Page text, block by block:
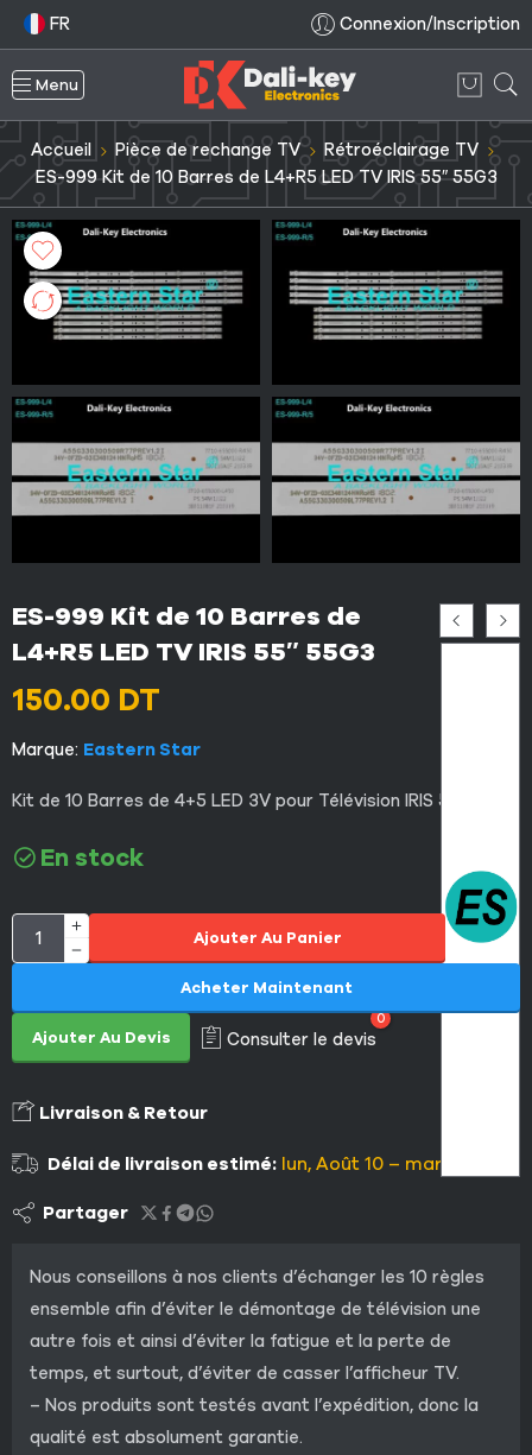
FR Connexion/Inscription
Menu
Accueil Pièce de rechange TV
Rétroéclairage TV
ES-999 Kit de 10 Barres de L4+R5 LED TV IRIS 55″ 55G3
ES-999 Kit de 10 Barres de
L4+R5 LED TV IRIS 55″ 55G3
150.00 DT
Marque: Eastern Star
Kit de 10 Barres de 4+5 LED 3V pour Télévision IRIS 55″
En stock
Ajouter Au Panier
Ajouter Au Devis Consulter le devis
0
Acheter Maintenant
Livraison & Retour
Délai de livraison estimé: lun, Août 10 – mar, Août 11
Partager
Nous conseillons à nos clients d’échanger les 10 règles
ensemble afin d’éviter le démontage de télévision une
autre fois et ainsi d’éviter la fatigue et la perte de
temps, et surtout, d’éviter de casser l’afficheur TV.
– Nos produits sont testés avant l’expédition, donc la
qualité est absolument garantie.